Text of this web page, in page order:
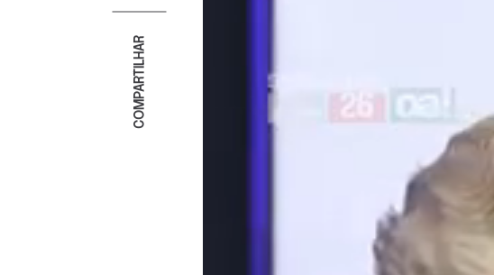
COMPARTILHAR